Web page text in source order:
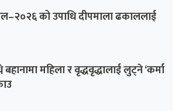
को उपाधि दीपमाला ढकाललाई
बहानामा महिला र वृद्धवृद्धालाई लुट्ने ‘कर्मा